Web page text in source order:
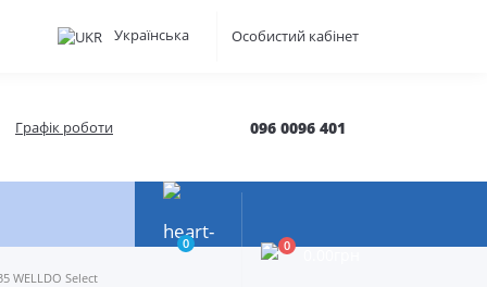
Українська Особистий кабінет
Графік роботи 096 0096 401
0 0
WELLDO Select